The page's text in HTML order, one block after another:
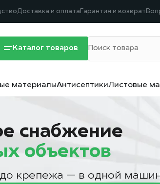
Доставка и оплата Гарантия и возврат
Каталог товаров
материалыАнтисептикиЛистовые
снабжение
объектов
крепежа — в одной